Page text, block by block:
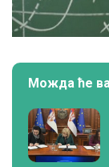
Можда ће